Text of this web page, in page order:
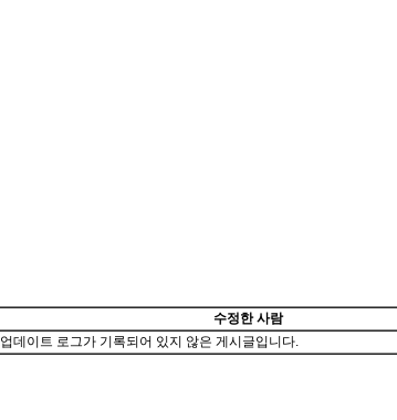
수정한 사람
업데이트 로그가 기록되어 있지 않은 게시글입니다.